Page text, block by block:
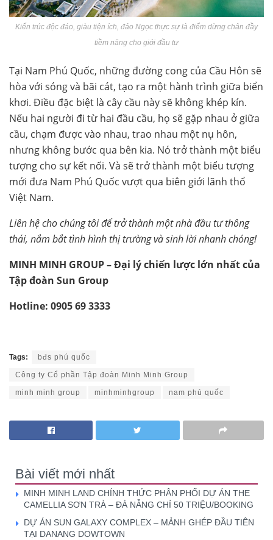
Kiến trúc độc đáo, giàu tiện ích, đảo Ngọc thực sự là điểm dừng chân đầy
tiềm năng cho giới đầu tư
Tại Nam Phú Quốc, những đường cong của Cầu Hôn sẽ
hòa với sóng và bãi cát, tạo ra một hành trình giữa biển
khơi. Điều đặc biệt là cây cầu này sẽ không khép kín.
Nếu hai người đi từ hai đầu cầu, họ sẽ gặp nhau ở giữa
cầu, chạm được vào nhau, trao nhau một nụ hôn,
nhưng không bước qua bên kia. Nó trở thành một biểu
tượng cho sự kết nối. Và sẽ trở thành một biểu tượng
mới đưa Nam Phú Quốc vượt qua biên giới lãnh thổ
Việt Nam.
Liên hệ cho chúng tôi để trở thành một nhà đầu tư thông
thái, nắm bắt tình hình thị trường và sinh lời nhanh chóng!
MINH MINH GROUP – Đại lý chiến lược lớn nhất của
Tập đoàn Sun Group
Hotline: 0905 69 3333
Tags: bđs phú quốc
Công ty Cổ phần Tập đoàn Minh Minh Group
minh minh group minhminhgroup nam phú quốc
Bài viết mới nhất
MINH MINH LAND CHÍNH THỨC PHÂN PHỐI DỰ ÁN THE
CAMELLIA SƠN TRÀ – ĐÀ NẴNG CHỈ 50 TRIỆU/BOOKING
DỰ ÁN SUN GALAXY COMPLEX – MẢNH GHÉP ĐẦU TIÊN
TẠI DANANG DOWTOWN